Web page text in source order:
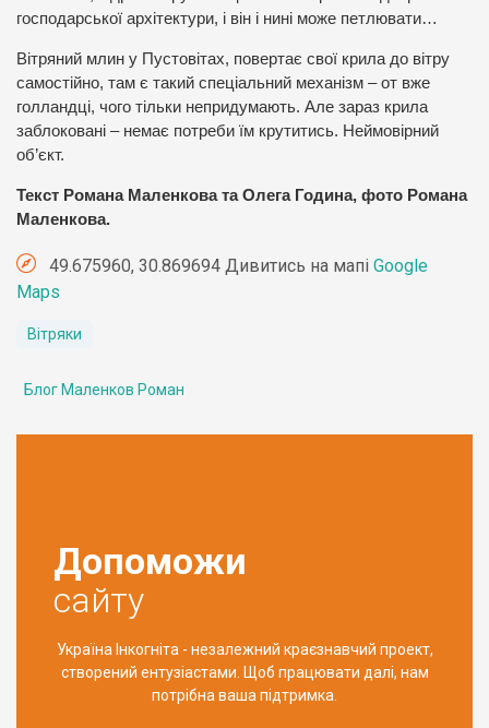
господарської архітектури, і він і нині може петлювати…
Вітряний млин у Пустовітах, повертає свої крила до вітру
самостійно, там є такий спеціальний механізм – от вже
голландці, чого тільки непридумають. Але зараз крила
заблоковані – немає потреби їм крутитись. Неймовірний
об’єкт.
Текст Романа Маленкова та Олега Година, фото Романа
Маленкова.
49.675960, 30.869694 Дивитись на мапі Google
Maps
Вітряки
Блог Маленков Роман
Допоможи
сайту
Україна Інкогніта - незалежний краєзнавчий проект,
створений ентузіастами. Щоб працювати далі, нам
потрібна ваша підтримка.